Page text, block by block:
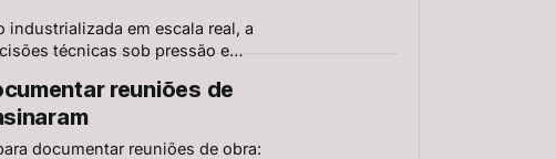
em escala real, a
técnicas sob pressão e
reuniões de
documentar reuniões de obra: